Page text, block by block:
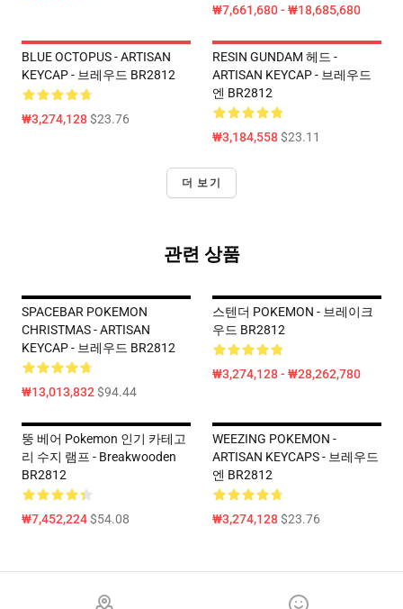
₩7,661,680 - ₩18,685,680
BLUE OCTOPUS - ARTISAN
KEYCAP - 브레우드 BR2812
₩3,274,128$23.76
RESIN GUNDAM 헤드 -
ARTISAN KEYCAP - 브레우드
엔 BR2812
₩3,184,558$23.11
더 보기
관련 상품
SPACEBAR POKEMON
CHRISTMAS - ARTISAN
KEYCAP - 브레우드 BR2812
₩13,013,832$94.44
스텐더 POKEMON - 브레이크
우드 BR2812
₩3,274,128 - ₩28,262,780
뚱 베어 Pokemon 인기 카테고
리 수지 램프 - Breakwooden
BR2812
₩7,452,224$54.08
WEEZING POKEMON -
ARTISAN KEYCAPS - 브레우드
엔 BR2812
₩3,274,128$23.76